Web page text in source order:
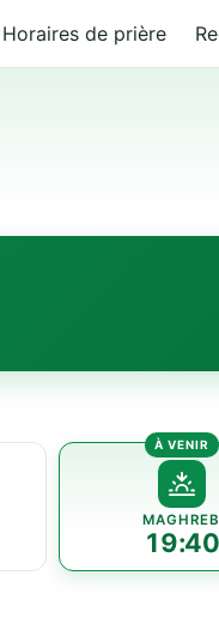
Horaires de prière
MAGHREB
19:40